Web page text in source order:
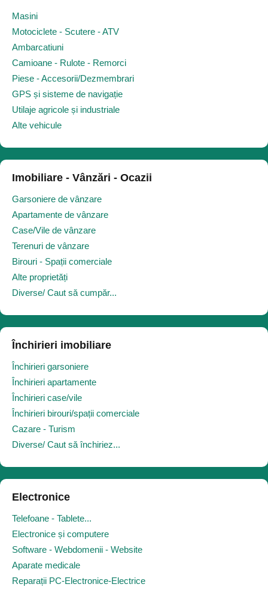
Masini
Motociclete - Scutere - ATV
Ambarcatiuni
Camioane - Rulote - Remorci
Piese - Accesorii/Dezmembrari
GPS și sisteme de navigație
Utilaje agricole și industriale
Alte vehicule
Imobiliare - Vânzări - Ocazii
Garsoniere de vânzare
Apartamente de vânzare
Case/Vile de vânzare
Terenuri de vânzare
Birouri - Spații comerciale
Alte proprietăți
Diverse/ Caut să cumpăr...
Închirieri imobiliare
Închirieri garsoniere
Închirieri apartamente
Închirieri case/vile
Închirieri birouri/spații comerciale
Cazare - Turism
Diverse/ Caut să închiriez...
Electronice
Telefoane - Tablete...
Electronice și computere
Software - Webdomenii - Website
Aparate medicale
Reparații PC-Electronice-Electrice